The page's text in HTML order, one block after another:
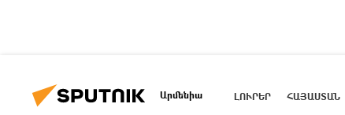
Արմենիա ԼՈՒՐԵՐ ՀԱՅԱՍՏԱՆ